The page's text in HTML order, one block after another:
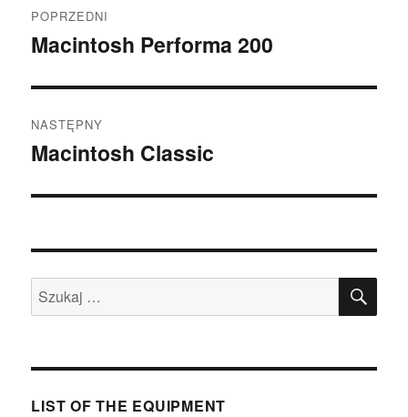
wpisu
POPRZEDNI
Poprzedni
Macintosh Performa 200
NASTĘPNY
Następny
Macintosh Classic
Szukaj:
LIST OF THE EQUIPMENT